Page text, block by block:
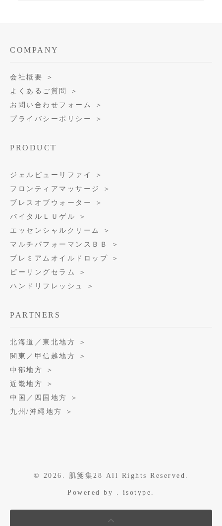
COMPANY
会社概要 ＞
よくあるご質問 ＞
お問い合わせフォーム ＞
プライバシーポリシー ＞
PRODUCT
ジェルピューリファイ ＞
フロンティアマッサージ ＞
ブレスオブウォーター ＞
バイタルＬＵゲル ＞
エッセンシャルクリーム ＞
マルチパフォーマンスＢＢ ＞
プレミアムオイルドロップ ＞
ピーリングセラム ＞
ハンドリフレッシュ ＞
PARTNERS
北海道／東北地方 ＞
関東／甲信越地方 ＞
中部地方 ＞
近畿地方 ＞
中国／四国地方 ＞
九州/沖縄地方 ＞
© 2026. 肌箋集28 All Rights Reserved.
Powered by . isotype .